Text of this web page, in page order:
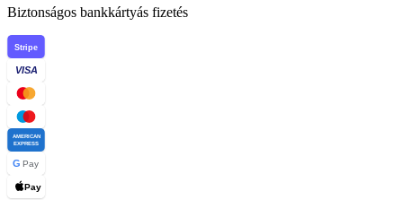
Biztonságos bankkártyás fizetés
Stripe
VISA
AMERICAN
EXPRESS
G Pay
Pay